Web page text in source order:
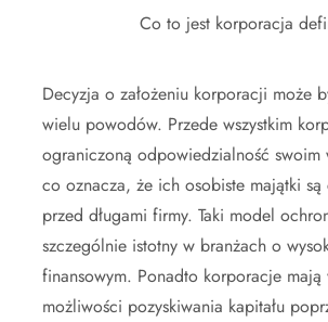
Co to jest korporacja
Decyzja o założeniu korporacji może
wielu powodów. Przede wszystkim
ograniczoną odpowiedzialność swoim
co oznacza, że ich osobiste majątki
przed długami firmy. Taki model
szczególnie istotny w branżach o
finansowym. Ponadto korporacje mają
możliwości pozyskiwania kapitału